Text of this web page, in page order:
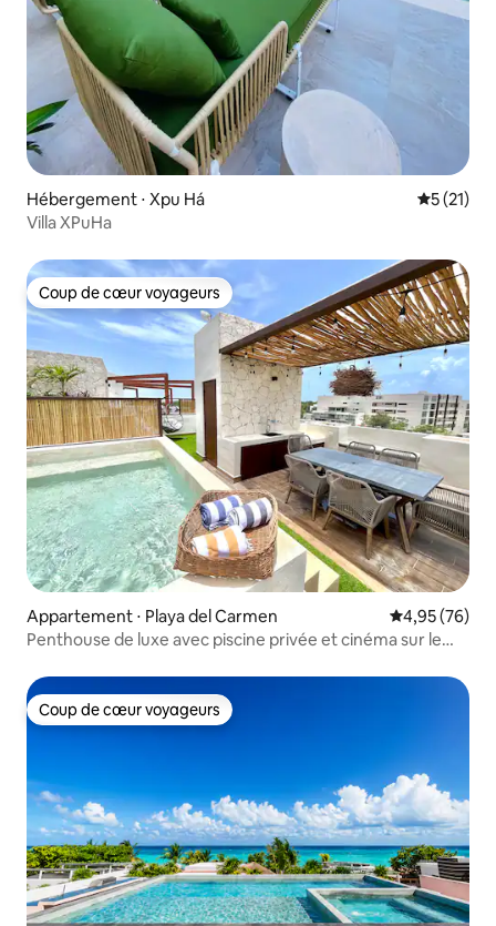
Hébergement ⋅ Xpu Há
5 (21)
Villa XPuHa
Coup de cœur voyageurs
Coup de cœur voyageurs
Appartement ⋅ Playa del Carmen Évaluation
4,95 (76)
Penthouse de luxe avec piscine privée et cinéma sur le
Coup de cœur voyageurs
Coup de cœur voyageurs